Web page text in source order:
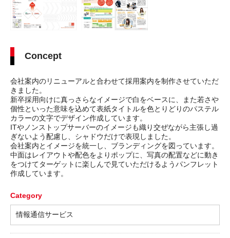
Concept
会社案内のリニューアルと合わせて採用案内を制作させていただ
きました。
新卒採用向けに真っさらなイメージで白をベースに、また若さや
個性といった意味を込めて表紙タイトルを色とりどりのパステル
カラーの文字でデザイン作成しています。
ITやノンストップサーバーのイメージも織り交ぜながら主張し過
ぎないよう配慮し、シャドウだけで表現しました。
会社案内とイメージを統一し、ブランディングを図っています。
中面はレイアウトや配色をよりポップに、写真の配置などに動き
をつけてターゲットに楽しんで見ていただけるようパンフレット
作成しています。
Category
情報通信サービス